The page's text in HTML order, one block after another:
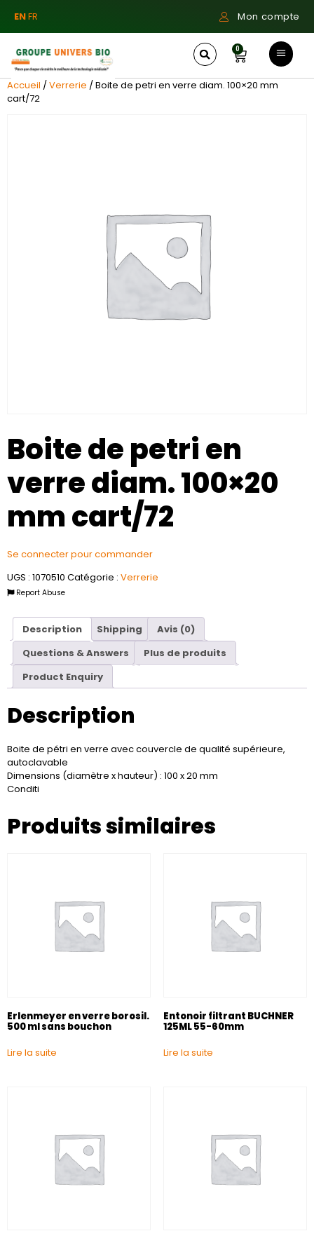
ENFR Mon compte
0
Accueil /Verrerie / Boite de petri en verre diam. 100×20 mm
cart/72
Boite de petri en
verre diam. 100×20
mm cart/72
Se connecter pour commander
UGS : 1070510 Catégorie : Verrerie
Report Abuse
Description Shipping
Avis (0)
Questions & Answers
Plus de produits
Product Enquiry
Description
Boite de pétri en verre avec couvercle de qualité supérieure,
autoclavable
Dimensions (diamètre x hauteur) : 100 x 20 mm
Conditi
Produits similaires
Erlenmeyer en verre borosil.
500 ml sans bouchon
Lire la suite
Entonoir filtrant BUCHNER
125ML 55-60mm
Lire la suite